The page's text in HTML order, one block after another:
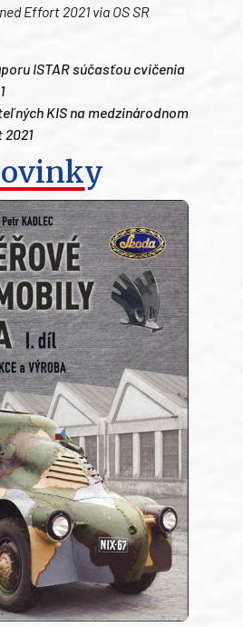
Effort 2021 via OS SR
ISTAR súčasťou cvičenia
KIS na medzinárodnom